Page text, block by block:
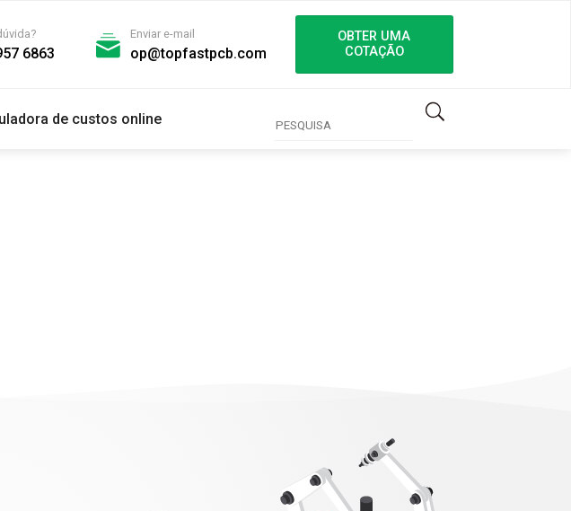
6863
Enviar e-mail
op@topfastpcb.com
OBTER UMA
COTAÇÃO
de custos online